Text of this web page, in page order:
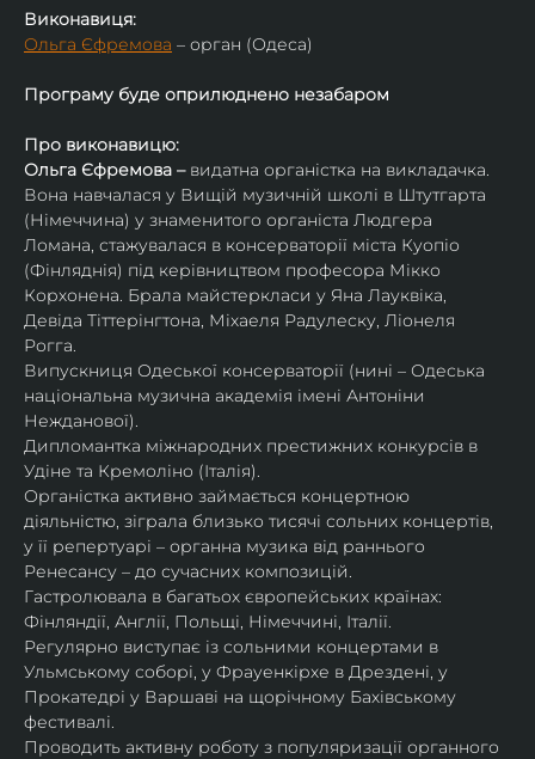
Виконавиця:
Ольга Єфремова – орган (Одеса)
Програму буде оприлюднено незабаром
Про виконавицю:
Ольга Єфремова – видатна органістка на викладачка.
Вона навчалася у Вищій музичній школі в Штутгарта
(Німеччина) у знаменитого органіста Людгера
Ломана, стажувалася в консерваторії міста Куопіо
(Фінляднія) під керівництвом професора Мікко
Корхонена. Брала майстеркласи у Яна Лауквіка,
Девіда Тіттерінгтона, Міхаеля Радулеску, Ліонеля
Рогга.
Випускниця Одеської консерваторії (нині – Одеська
національна музична академія імені Антоніни
Нежданової).
Дипломантка міжнародних престижних конкурсів в
Удіне та Кремоліно (Італія).
Органістка активно займається концертною
діяльністю, зіграла близько тисячі сольних концертів,
у її репертуарі – органна музика від раннього
Ренесансу – до сучасних композицій.
Гастролювала в багатьох європейських країнах:
Фінляндії, Англії, Польщі, Німеччині, Італії.
Регулярно виступає із сольними концертами в
Ульмському соборі, у Фрауенкірхе в Дрездені, у
Прокатедрі у Варшаві на щорічному Бахівському
фестивалі.
Проводить активну роботу з популяризації органного